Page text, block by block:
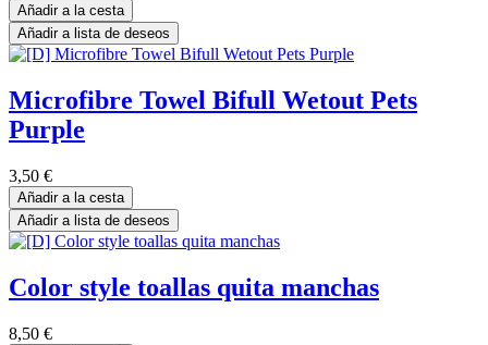
Añadir a la cesta
Añadir a lista de deseos
Microfibre Towel Bifull Wetout Pets
Purple
3,50 €
Añadir a la cesta
Añadir a lista de deseos
Color style toallas quita manchas
8,50 €